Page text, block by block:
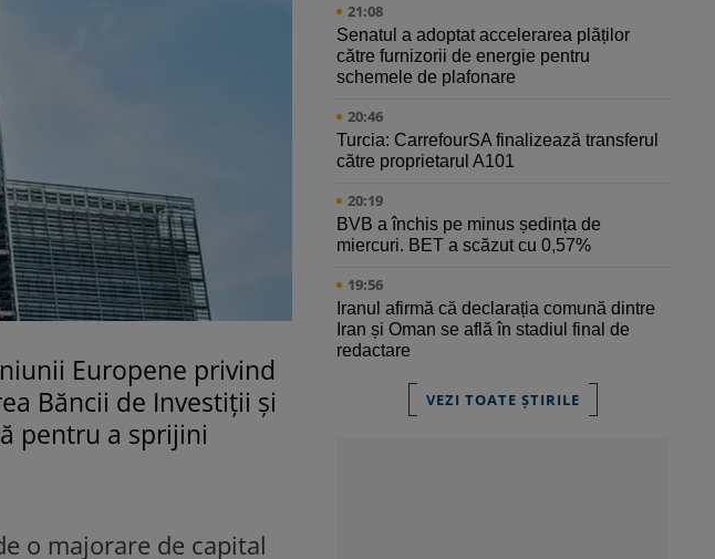
Europene privind
Băncii de Investiții și
pentru a sprijini
o majorare de capital
21:08
Senatul a adoptat accelerarea plăților
către furnizorii de energie pentru
schemele de plafonare
20:46
Turcia: CarrefourSA finalizează transferul
către proprietarul A101
20:19
BVB a închis pe minus ședința de
miercuri. BET a scăzut cu 0,57%
19:56
Iranul afirmă că declarația comună dintre
Iran și Oman se află în stadiul final de
redactare
VEZI TOATE ȘTIRILE